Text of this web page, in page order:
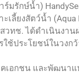
กษ์น้ำ)
เลี้ยงสัตว์น้ำ
ทช. ได้ดำเนินงา
ช้ประโยชน์ในวงกว้
อกชน และพัฒนา